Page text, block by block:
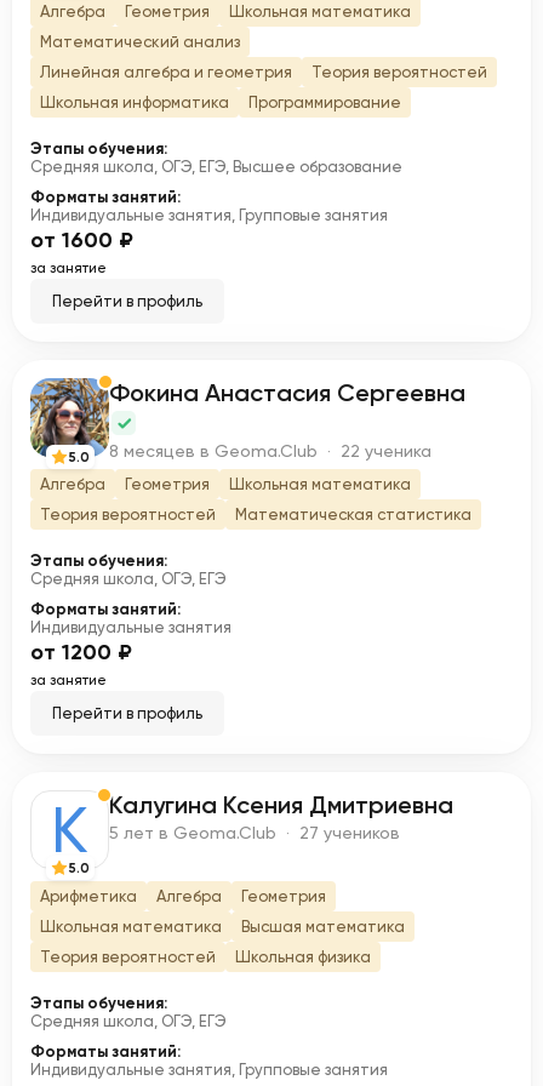
Алгебра Геометрия
Школьная математика
Математический анализ
Линейная алгебра и геометрия
Теория вероятностей
Школьная информатика
Программирование
Этапы обучения:
Средняя школа, ОГЭ, ЕГЭ, Высшее образование
Форматы занятий:
Индивидуальные занятия, Групповые занятия
от 1600 ₽
за занятие
Перейти в профиль
Ф
5.0
Фокина Анастасия Сергеевна
8 месяцев в Geoma.Club · 22 ученика
Алгебра Геометрия
Школьная математика
Теория вероятностей
Математическая статистика
Этапы обучения:
Средняя школа, ОГЭ, ЕГЭ
Форматы занятий:
Индивидуальные занятия
от 1200 ₽
за занятие
Перейти в профиль
К
5.0
Калугина Ксения Дмитриевна
5 лет в Geoma.Club · 27 учеников
Арифметика Алгебра
Геометрия
Школьная математика
Высшая математика
Теория вероятностей
Школьная физика
Этапы обучения:
Средняя школа, ОГЭ, ЕГЭ
Форматы занятий:
Индивидуальные занятия, Групповые занятия